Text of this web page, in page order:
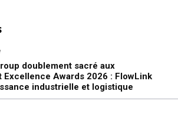
doublement sacré aux
Excellence Awards 2026 : FlowLink
industrielle et logistique